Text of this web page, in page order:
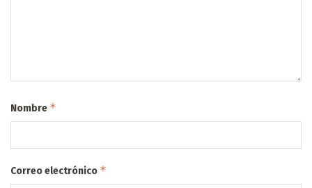
Nombre *
Correo electrónico *